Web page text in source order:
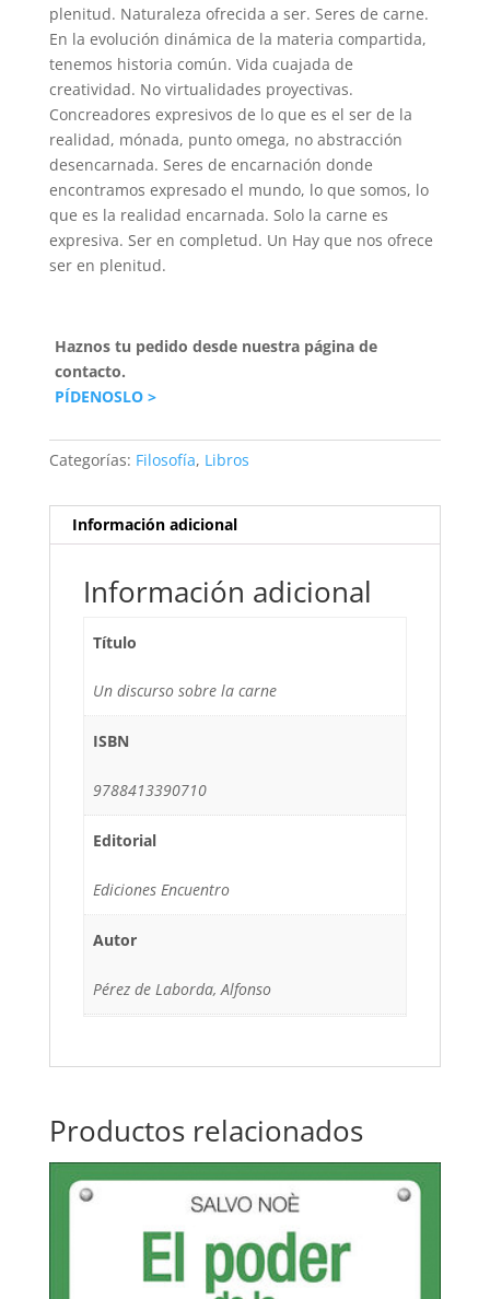
plenitud. Naturaleza ofrecida a ser. Seres de carne.
En la evolución dinámica de la materia compartida,
tenemos historia común. Vida cuajada de
creatividad. No virtualidades proyectivas.
Concreadores expresivos de lo que es el ser de la
realidad, mónada, punto omega, no abstracción
desencarnada. Seres de encarnación donde
encontramos expresado el mundo, lo que somos, lo
que es la realidad encarnada. Solo la carne es
expresiva. Ser en completud. Un Hay que nos ofrece
ser en plenitud.
Haznos tu pedido desde nuestra página de
contacto.
PÍDENOSLO >
Categorías: Filosofía, Libros
Información adicional
Información adicional
Título
Un discurso sobre la carne
ISBN
9788413390710
Editorial
Ediciones Encuentro
Autor
Pérez de Laborda, Alfonso
Productos relacionados